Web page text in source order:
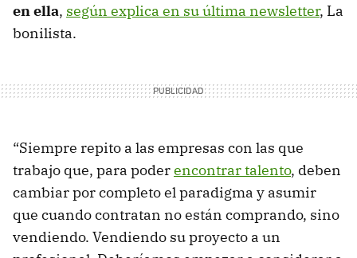
en ella, según explica en su última newsletter, La
bonilista.
“Siempre repito a las empresas con las que
trabajo que, para poderencontrar talento, deben
cambiar por completo el paradigma y asumir
que cuando contratan no están comprando, sino
vendiendo. Vendiendo su proyecto a un